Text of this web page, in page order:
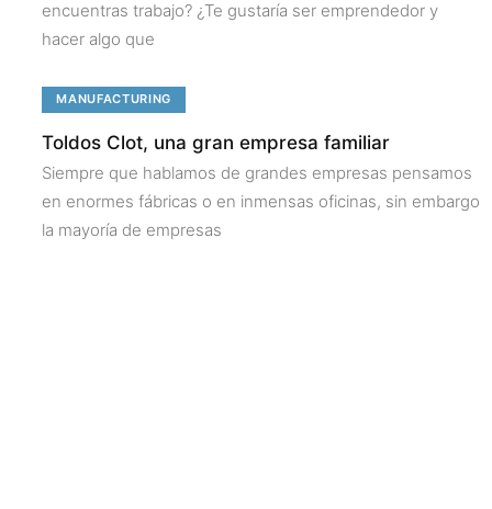
encuentras trabajo? ¿Te gustaría ser emprendedor y
hacer algo que
MANUFACTURING
Toldos Clot, una gran empresa familiar
Siempre que hablamos de grandes empresas pensamos
en enormes fábricas o en inmensas oficinas, sin embargo
la mayoría de empresas